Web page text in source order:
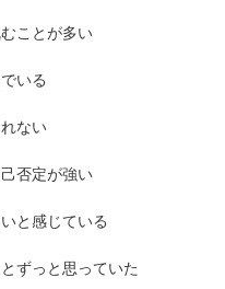
ことが多い
いる
ない
否定が強い
と感じている
ずっと思っていた